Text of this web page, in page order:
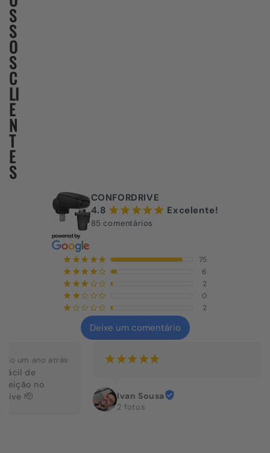
S
S
O
S
C
LI
E
N
T
E
S
CONFORDRIVE
4.8 ¡ ¡ ¡¡ ¡ Excelente!
85 comentários
¡ ¡ ¡ ¡ ¡ 75
¡ ¡ ¡ ¡ ¢ 6
¡ ¡ ¡ ¢ ¢ 2
¡ ¡ ¢ ¢ ¢ 0
¡ ¢ ¢ ¢ ¢ 2
Deixe um comentário
¡ ¡¡¡¡